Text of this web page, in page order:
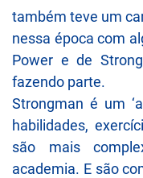
também teve um
nessa época com
Power e de
fazendo parte.
Strongman é um
habilidades,
são mais
academia. E são